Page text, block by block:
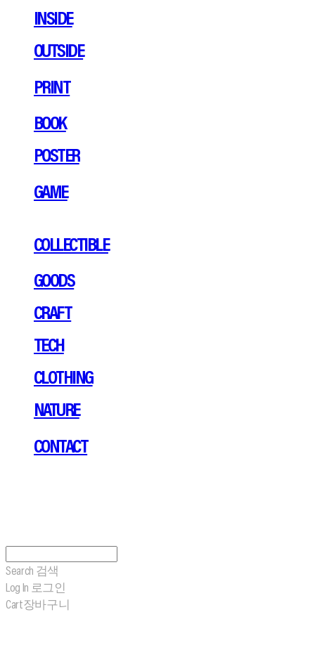
INSIDE
OUTSIDE
PRINT
BOOK
POSTER
GAME
COLLECTIBLE
GOODS
CRAFT
TECH
CLOTHING
NATURE
CONTACT
Search 검색
Log In 로그인
Cart장바구니